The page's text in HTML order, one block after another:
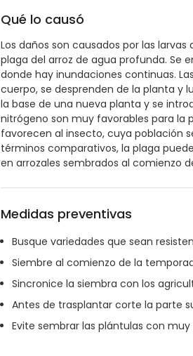
Qué lo causó
Los daños son causados por las
plaga del arroz de agua profunda. Se
donde hay inundaciones continuas.
cuerpo, se desprenden de la planta y
la base de una nueva planta y se
nitrógeno son muy favorables para la
favorecen al insecto, cuya población
términos comparativos, la plaga
en arrozales sembrados al comienzo
Medidas preventivas
Busque variedades que sean
Siembre al comienzo de la
Sincronice la siembra con los
Antes de trasplantar corte la parte
Evite sembrar las plántulas con